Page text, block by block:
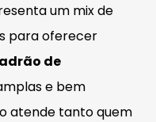
um mix de
para oferecer
de
e bem
atende tanto quem